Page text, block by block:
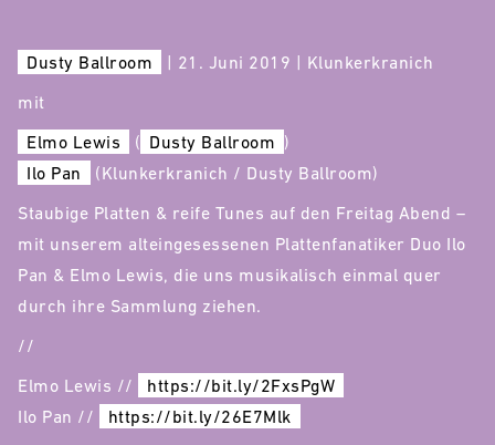
Dusty Ballroom
| 21. Juni 2019 | Klunkerkranich
mit
Elmo Lewis
( Dusty Ballroom )
Ilo Pan
(Klunkerkranich / Dusty Ballroom)
Staubige Platten & reife Tunes auf den Freitag Abend –
mit unserem alteingesessenen Plattenfanatiker Duo Ilo
Pan & Elmo Lewis, die uns musikalisch einmal quer
durch ihre Sammlung ziehen.
//
Elmo Lewis //
https://bit.ly/2FxsPgW
Ilo Pan //
https://bit.ly/26E7Mlk